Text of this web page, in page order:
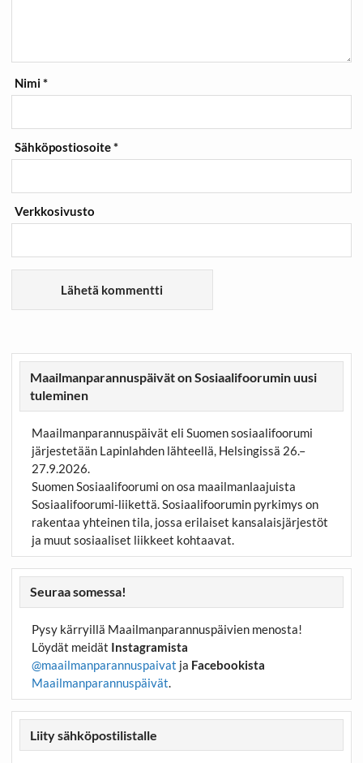
Nimi*
Sähköpostiosoite*
Verkkosivusto
Maailmanparannuspäivät on Sosiaalifoorumin uusi
tuleminen
Maailmanparannuspäivät eli Suomen sosiaalifoorumi
järjestetään Lapinlahden lähteellä, Helsingissä 26.–
27.9.2026.
Suomen Sosiaalifoorumi on osa maailmanlaajuista
Sosiaalifoorumi-liikettä. Sosiaalifoorumin pyrkimys on
rakentaa yhteinen tila, jossa erilaiset kansalaisjärjestöt
ja muut sosiaaliset liikkeet kohtaavat.
Seuraa somessa!
Pysy kärryillä Maailmanparannuspäivien menosta!
Löydät meidät Instagramista
@maailmanparannuspaivat ja Facebookista
Maailmanparannuspäivät.
Liity sähköpostilistalle